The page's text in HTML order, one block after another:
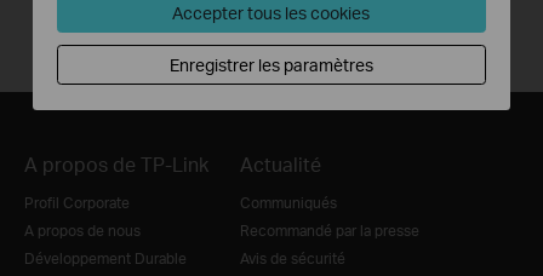
A propos de TP-Link
Profil Corporate
A propos de nous
Développement Durable
Actualité
Communiqués
Recommandé par la presse
Avis de sécurité
Accepter tous les cookies
Enregistrer les paramètres